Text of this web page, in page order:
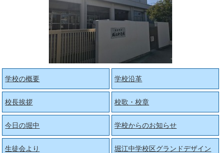
学校の概要 学校沿革
校長挨拶 校歌・校章
今日の堀中 学校からのお知らせ
生徒会より 堀江中学校区グランドデザイン